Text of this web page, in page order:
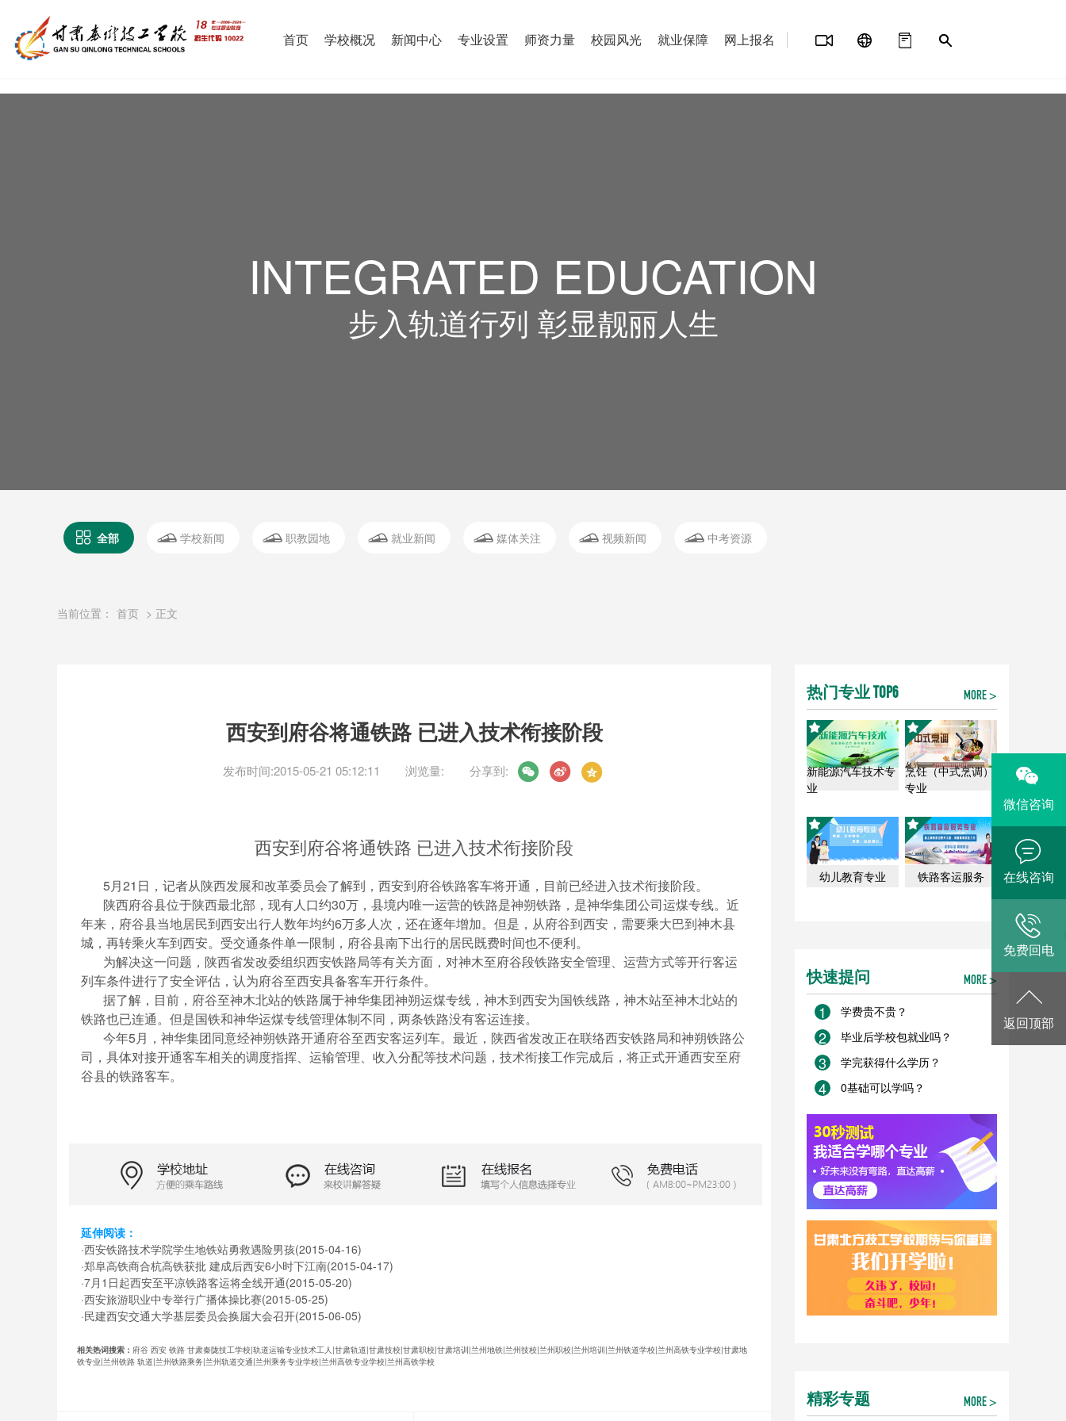
首页 学校概况 新闻中心 专业设置 师资力量 校园风光 就业保障 网上报名
INTEGRATED EDUCATION
步入轨道行列 彰显靓丽人生
全部 学校新闻 职教园地 就业新闻 媒体关注 视频新闻 中考资源
当前位置： 首页 > 正文
西安到府谷将通铁路 已进入技术衔接阶段
发布时间:2015-05-21 05:12:11 浏览量: 分享到:
西安到府谷将通铁路 已进入技术衔接阶段
5月21日，记者从陕西发展和改革委员会了解到，西安到府谷铁路客车将开通，目前已经进入技术衔接阶段。
陕西府谷县位于陕西最北部，现有人口约30万，县境内唯一运营的铁路是神朔铁路，是神华集团公司运煤专线。近
年来，府谷县当地居民到西安出行人数年均约6万多人次，还在逐年增加。但是，从府谷到西安，需要乘大巴到神木县
城，再转乘火车到西安。受交通条件单一限制，府谷县南下出行的居民既费时间也不便利。
为解决这一问题，陕西省发改委组织西安铁路局等有关方面，对神木至府谷段铁路安全管理、运营方式等开行客运
列车条件进行了安全评估，认为府谷至西安具备客车开行条件。
据了解，目前，府谷至神木北站的铁路属于神华集团神朔运煤专线，神木到西安为国铁线路，神木站至神木北站的
铁路也已连通。但是国铁和神华运煤专线管理体制不同，两条铁路没有客运连接。
今年5月，神华集团同意经神朔铁路开通府谷至西安客运列车。最近，陕西省发改正在联络西安铁路局和神朔铁路公
司，具体对接开通客车相关的调度指挥、运输管理、收入分配等技术问题，技术衔接工作完成后，将正式开通西安至府
谷县的铁路客车。
延伸阅读：
·西安铁路技术学院学生地铁站勇救遇险男孩(2015-04-16)
·郑阜高铁商合杭高铁获批 建成后西安6小时下江南(2015-04-17)
·7月1日起西安至平凉铁路客运将全线开通(2015-05-20)
·西安旅游职业中专举行广播体操比赛(2015-05-25)
·民建西安交通大学基层委员会换届大会召开(2015-06-05)
相关热词搜索： 府谷 西安 铁路 甘肃秦陇技工学校|轨道运输专业技术工人|甘肃轨道|甘肃技校|甘肃职校|甘肃培训|兰州地铁|兰州技校|兰州职校|兰州培训|兰州铁道学校|兰州高铁专业学校|甘肃地
铁专业|兰州铁路 轨道|兰州铁路乘务|兰州轨道交通|兰州乘务专业学校|兰州高铁专业学校|兰州高铁学校
热门专业 TOP6 MORE >
新能源汽车技术专
业
烹饪（中式烹调）
专业
幼儿教育专业 铁路客运服务
快速提问 MORE >
1 学费贵不贵？
2 毕业后学校包就业吗？
3 学完获得什么学历？
4 0基础可以学吗？
精彩专题 MORE >
微信咨询
在线咨询
免费回电
返回顶部